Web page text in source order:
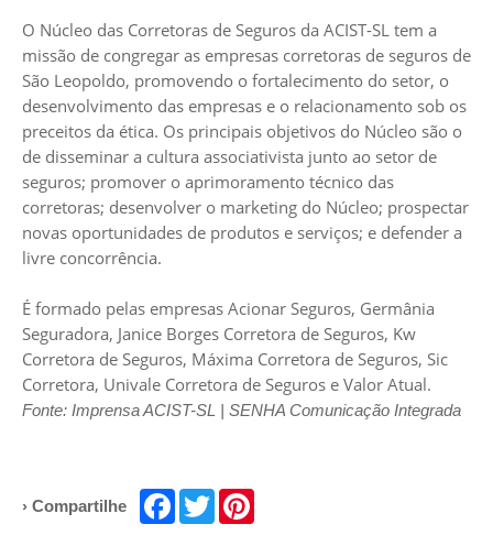
O Núcleo das Corretoras de Seguros da ACIST-SL tem a
missão de congregar as empresas corretoras de seguros de
São Leopoldo, promovendo o fortalecimento do setor, o
desenvolvimento das empresas e o relacionamento sob os
preceitos da ética. Os principais objetivos do Núcleo são o
de disseminar a cultura associativista junto ao setor de
seguros; promover o aprimoramento técnico das
corretoras; desenvolver o marketing do Núcleo; prospectar
novas oportunidades de produtos e serviços; e defender a
livre concorrência.
É formado pelas empresas Acionar Seguros, Germânia
Seguradora, Janice Borges Corretora de Seguros, Kw
Corretora de Seguros, Máxima Corretora de Seguros, Sic
Corretora, Univale Corretora de Seguros e Valor Atual.
Fonte: Imprensa ACIST-SL | SENHA Comunicação Integrada
› Compartilhe Facebook
Twitter